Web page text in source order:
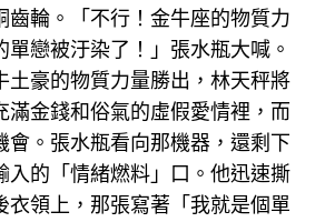
齒輪。「不行！金牛座的物質力
單戀被汙染了！」張水瓶大喊。
土豪的物質力量勝出，林天秤將
滿金錢和俗氣的虛假愛情裡，而
會。張水瓶看向那機器，還剩下
入的「情緒燃料」口。他迅速撕
衣領上，那張寫著「我就是個單